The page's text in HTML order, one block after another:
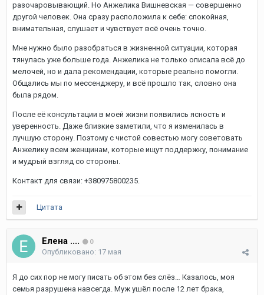
разочаровывающий. Но Анжелика Вишневская — совершенно
другой человек. Она сразу расположила к себе: спокойная,
внимательная, слушает и чувствует всё очень точно.
Мне нужно было разобраться в жизненной ситуации, которая
тянулась уже больше года. Анжелика не только описала всё до
мелочей, но и дала рекомендации, которые реально помогли.
Общались мы по мессенджеру, и всё прошло так, словно она
была рядом.
После её консультации в моей жизни появились ясность и
уверенность. Даже близкие заметили, что я изменилась в
лучшую сторону. Поэтому с чистой совестью могу советовать
Анжелику всем женщинам, которые ищут поддержку, понимание
и мудрый взгляд со стороны.
Контакт для связи: +380975800235.
Цитата
Елена .... 0
Опубликовано: 17 мая
Я до сих пор не могу писать об этом без слёз… Казалось, моя
семья разрушена навсегда. Муж ушёл после 12 лет брака,